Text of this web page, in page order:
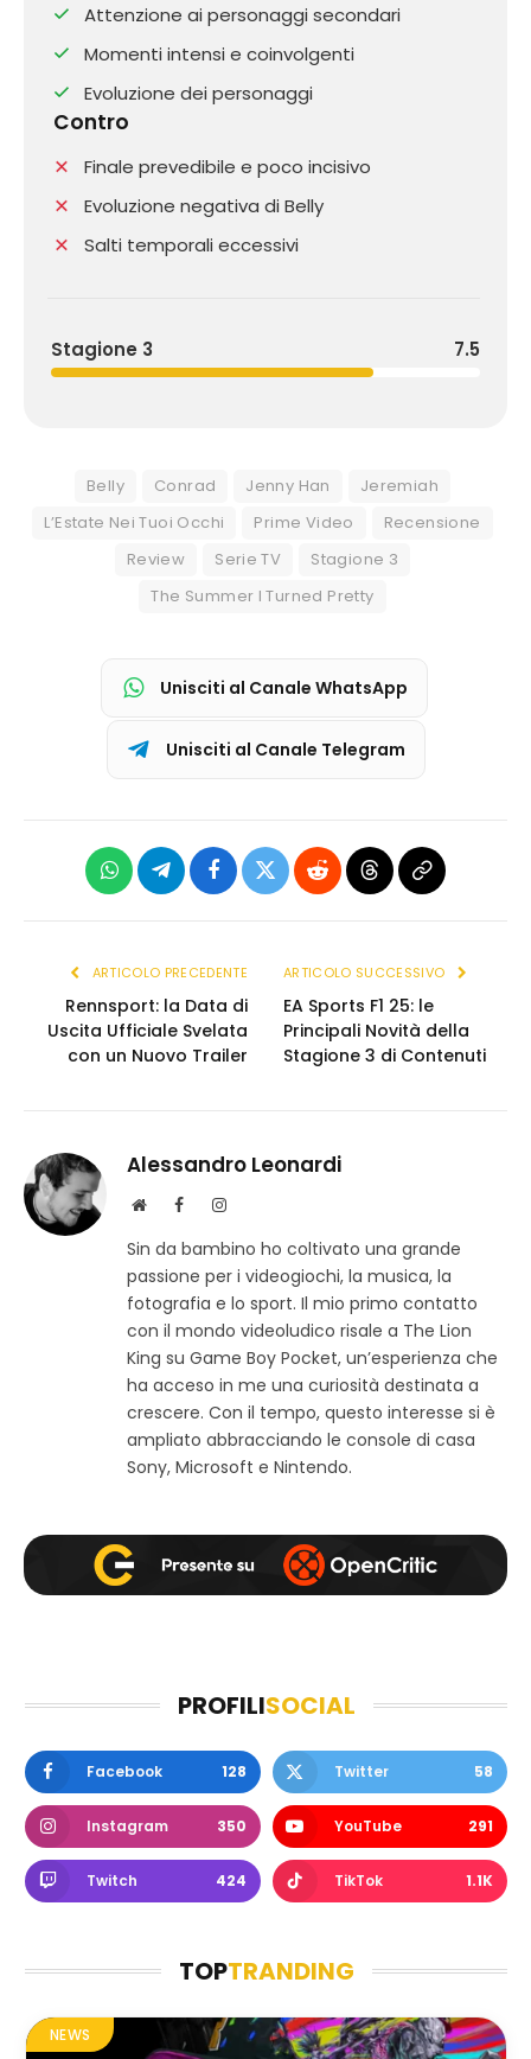
Attenzione ai personaggi secondari
Momenti intensi e coinvolgenti
Evoluzione dei personaggi
Contro
Finale prevedibile e poco incisivo
Evoluzione negativa di Belly
Salti temporali eccessivi
Stagione 3 7.5
Belly Conrad Jenny Han
Jeremiah
L’Estate Nei Tuoi Occhi
Prime Video
Recensione
Review
Serie TV
Stagione 3
The Summer I Turned Pretty
Unisciti al Canale WhatsApp
Unisciti al Canale Telegram
WhatsAppTelegramFacebook
X
RedditThreadsCopia
ARTICOLO PRECEDENTE
Rennsport: la Data di
Uscita Ufficiale Svelata
con un Nuovo Trailer
ARTICOLO SUCCESSIVO
EA Sports F1 25: le
Principali Novità della
Stagione 3 di Contenuti
Alessandro Leonardi
S
t
o
w
F
c
e
b
I
s
t
a
m
Sin da bambino ho coltivato una grande
passione per i videogiochi, la musica, la
fotografia e lo sport. Il mio primo contatto
con il mondo videoludico risale a The Lion
King su Game Boy Pocket, un’esperienza che
ha acceso in me una curiosità destinata a
crescere. Con il tempo, questo interesse si è
ampliato abbracciando le console di casa
Sony, Microsoft e Nintendo.
PROFILISOCIAL
Facebook 128 Twitter 58
Instagram 350 YouTube 291
Twitch 424 TikTok 1.1K
TOPTRANDING
NEWS